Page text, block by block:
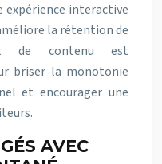
expérience interactive
la rétention de
de contenu est
briser la monotonie
et encourager une
AVEC